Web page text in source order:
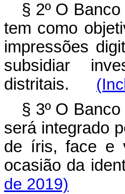
§ 2º O
tem como
impressões
subsidiar
distritais.
§ 3º O
será integrado
de íris, face e
ocasião da
de 2019)